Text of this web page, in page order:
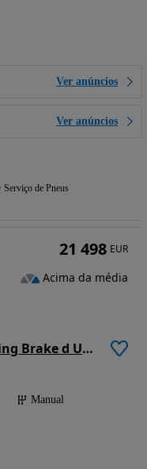
Ver anúncios
Ver anúncios
Serviço de Pneus
Mercedes-Benz CLA 200 Shooting Brake d Urban
Manual
21 498 EUR
Acima da média